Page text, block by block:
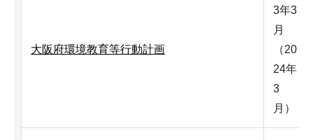
大阪府環境教育等行動計画
3年3
月
（20
24年
3
月）